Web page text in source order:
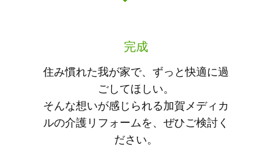
完成
住み慣れた我が家で、ずっと快適に過
ごしてほしい。
そんな想いが感じられる加賀メディカ
ルの介護リフォームを、ぜひご検討く
ださい。